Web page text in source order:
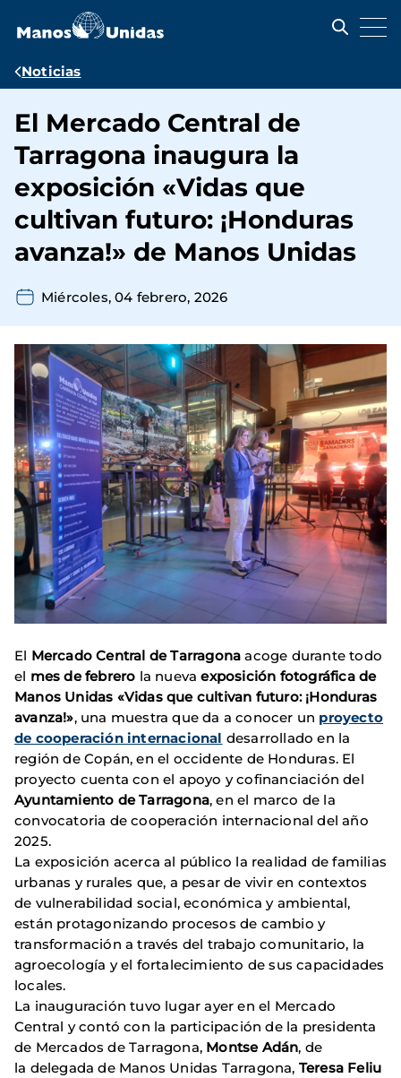
contenido
Ruta
navegación
Noticias
El Mercado Central de
Tarragona inaugura la
exposición «Vidas que
cultivan futuro: ¡Honduras
avanza!» de Manos Unidas
Miércoles, 04 febrero, 2026
El Mercado Central de Tarragona acoge durante todo
el mes de febrero la nuevaexposición fotográfica de
Manos Unidas «Vidas que cultivan futuro: ¡Honduras
avanza!», una muestra que da a conocer un proyecto
de cooperación internacional desarrollado en la
región de Copán, en el occidente de Honduras. El
proyecto cuenta con el apoyo y cofinanciación del
Ayuntamiento de Tarragona, en el marco de la
convocatoria de cooperación internacional del año
2025.
La exposición acerca al público la realidad de familias
urbanas y rurales que, a pesar de vivir en contextos
de vulnerabilidad social, económica y ambiental,
están protagonizando procesos de cambio y
transformación a través del trabajo comunitario, la
agroecología y el fortalecimiento de sus capacidades
locales.
La inauguración tuvo lugar ayer en el Mercado
Central y contó con la participación de la presidenta
de Mercados de Tarragona, Montse Adán, de
la delegada de Manos Unidas Tarragona, Teresa Feliu